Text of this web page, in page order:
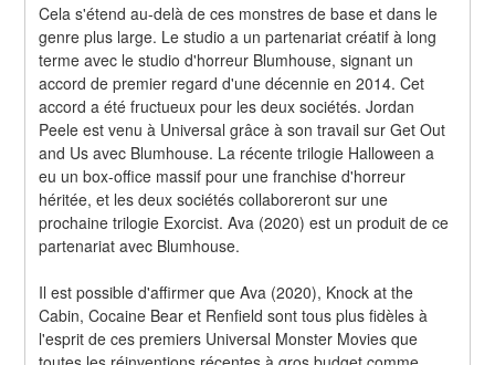
Cela s'étend au-delà de ces monstres de base et dans le
genre plus large. Le studio a un partenariat créatif à long
terme avec le studio d'horreur Blumhouse, signant un
accord de premier regard d'une décennie en 2014. Cet
accord a été fructueux pour les deux sociétés. Jordan
Peele est venu à Universal grâce à son travail sur Get Out
and Us avec Blumhouse. La récente trilogie Halloween a
eu un box-office massif pour une franchise d'horreur
héritée, et les deux sociétés collaboreront sur une
prochaine trilogie Exorcist. Ava (2020) est un produit de ce
partenariat avec Blumhouse.
Il est possible d'affirmer que Ava (2020), Knock at the
Cabin, Cocaine Bear et Renfield sont tous plus fidèles à
l'esprit de ces premiers Universal Monster Movies que